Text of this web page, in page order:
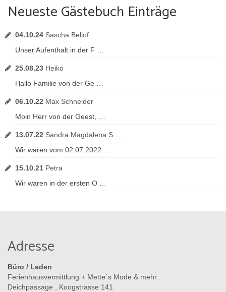
Neueste Gästebuch Einträge
04.10.24 Sascha Bellof
Unser Aufenthalt in der F …
25.08.23 Heiko
Hallo Familie von der Ge …
06.10.22 Max Schneider
Moin Herr von der Geest, …
13.07.22 Sandra Magdalena S …
Wir waren vom 02.07.2022 …
15.10.21 Petra
Wir waren in der ersten O …
Adresse
Büro / Laden
Ferienhausvermittlung + Mette`s Mode & mehr
Deichpassage , Koogstrasse 141